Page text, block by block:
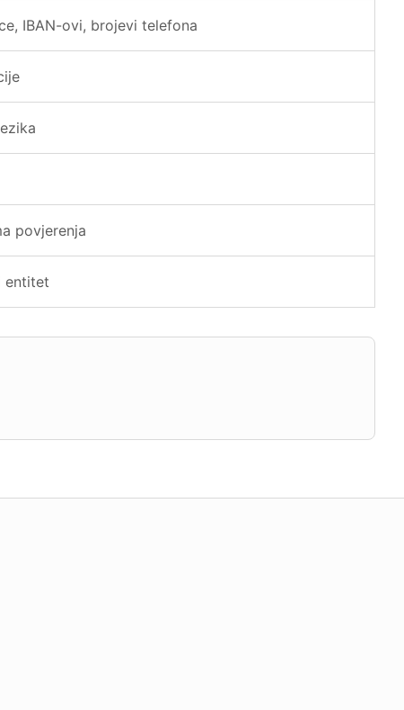
IBAN-ovi, brojevi telefona
povjerenja
entitet